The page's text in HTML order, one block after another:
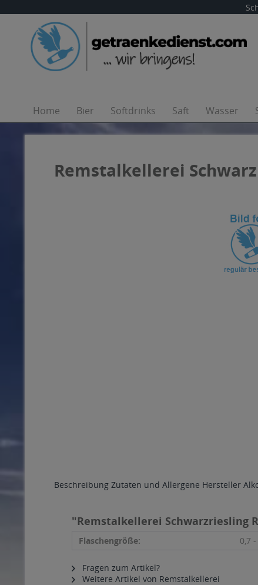
Home Bier Softdrinks Saft Wasser
Remstalkellerei
Beschreibung Zutaten und Allergene Hersteller
"Remstalkellerei Schwarzriesling
Flaschengröße: 0,7
Fragen zum Artikel?
Weitere Artikel von Remstalkellerei